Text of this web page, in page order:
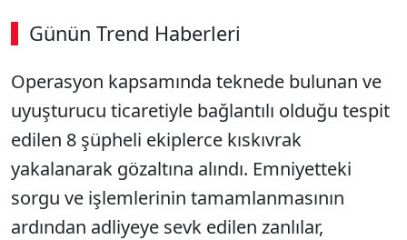
Günün Trend Haberleri
00:01 / 09:08
Sesi Aç
Operasyon kapsamında teknede bulunan ve
uyuşturucu ticaretiyle bağlantılı olduğu tespit
edilen 8 şüpheli ekiplerce kıskıvrak
yakalanarak gözaltına alındı. Emniyetteki
sorgu ve işlemlerinin tamamlanmasının
ardından adliyeye sevk edilen zanlılar,